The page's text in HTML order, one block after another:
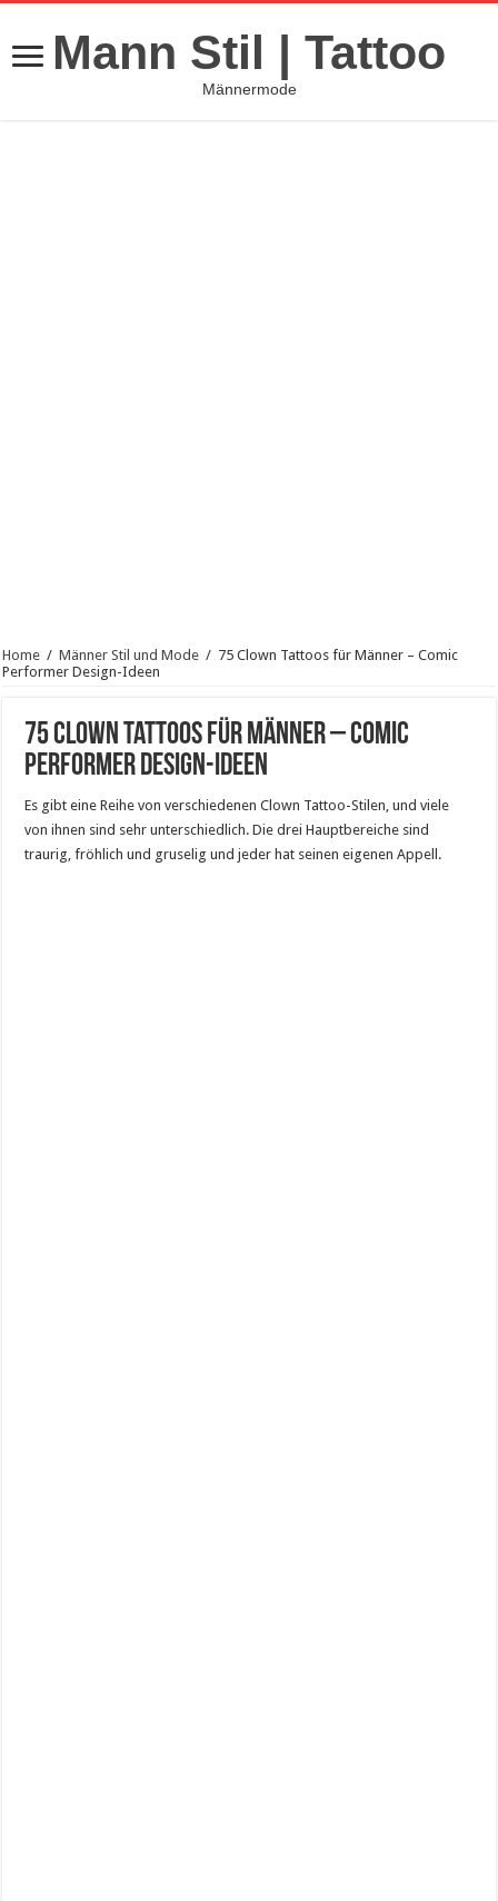
Mann Stil | Tattoo
Männermode
Home / Männer Stil und Mode / 75 Clown Tattoos für Männer – Comic
Performer Design-Ideen
75 Clown Tattoos für Männer – Comic
Performer Design-Ideen
Es gibt eine Reihe von verschiedenen Clown Tattoo-Stilen, und viele
von ihnen sind sehr unterschiedlich. Die drei Hauptbereiche sind
traurig, fröhlich und gruselig und jeder hat seinen eigenen Appell.